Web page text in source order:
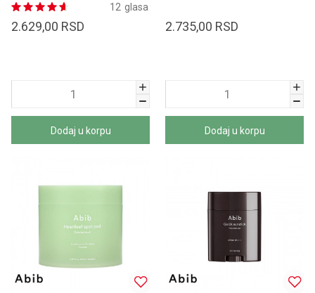
glasa
12
2.629,00 RSD
Dodaj u korpu
2.735,00 RSD
Dodaj u korpu